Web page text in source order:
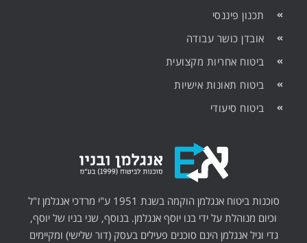
תכנון פיננסי
אובדן כושר עבודה
ביטוח אחריות מקצועית
ביטוח תאונות אישיות
ביטוח סיעודי
סוכנות ביטוח אנגלמן הוקמה בשנת 1951 ע"י מרדכי אנגלמן ז"ל
וכיום מנוהלת על ידי בנו יוסף אנגלמן. בנוסף, שני בניו של יוסף,
גדי וגיל אנגלמן הינם סוכנים פעילים בעסק (דור שלישי) ומקיימים